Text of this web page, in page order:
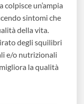
un’ampia
sintomi che
della vita.
degli squilibri
e/o nutrizionali
la qualità